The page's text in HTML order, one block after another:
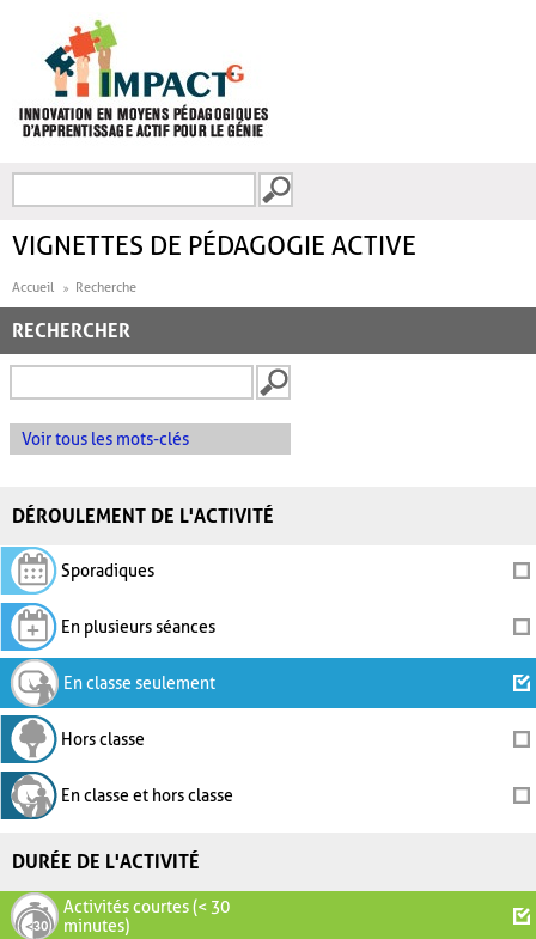
FORMULAIRE DE
VIGNETTES DE PÉDAGOGIE ACTIVE
Accueil Recherche
RECHERCHER
Voir tous les mots-clés
DÉROULEMENT DE L'ACTIVITÉ
Sporadiques
En plusieurs séances
En classe seulement
Hors classe
En classe et hors classe
DURÉE DE L'ACTIVITÉ
Activités courtes (< 30
minutes)